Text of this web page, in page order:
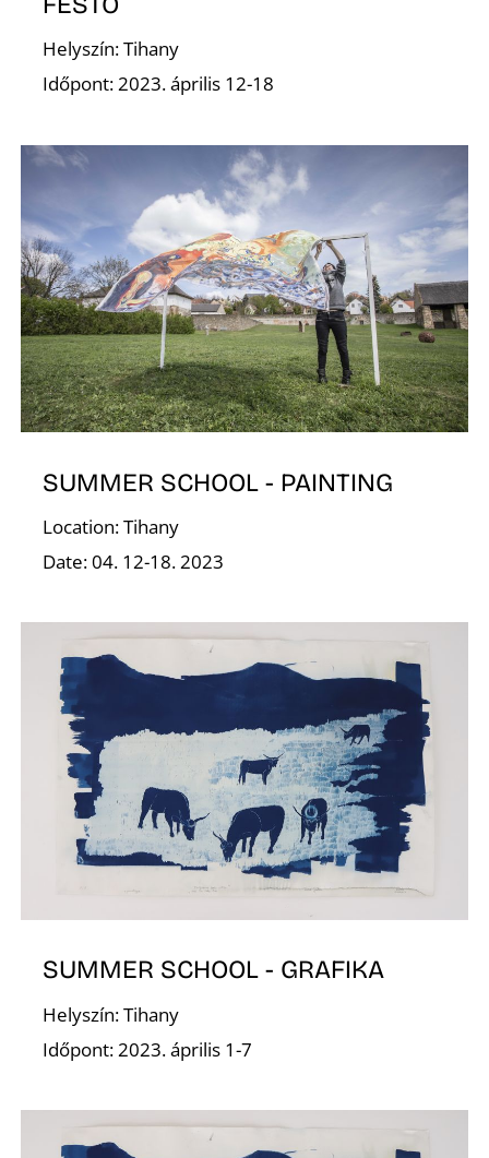
Helyszín: Tihany
Időpont: 2023. április 12-18
SUMMER SCHOOL - PAINTING
Location: Tihany
Date: 04. 12-18. 2023
SUMMER SCHOOL - GRAFIKA
Helyszín: Tihany
Időpont: 2023. április 1-7